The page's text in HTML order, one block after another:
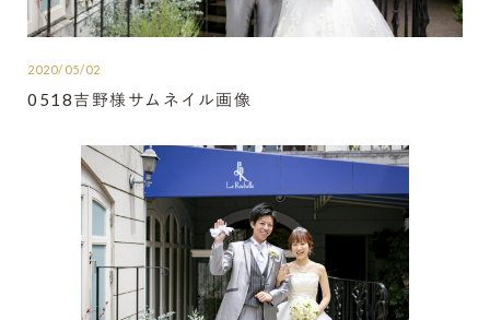
2020/05/02
0518吉野様サムネイル画像